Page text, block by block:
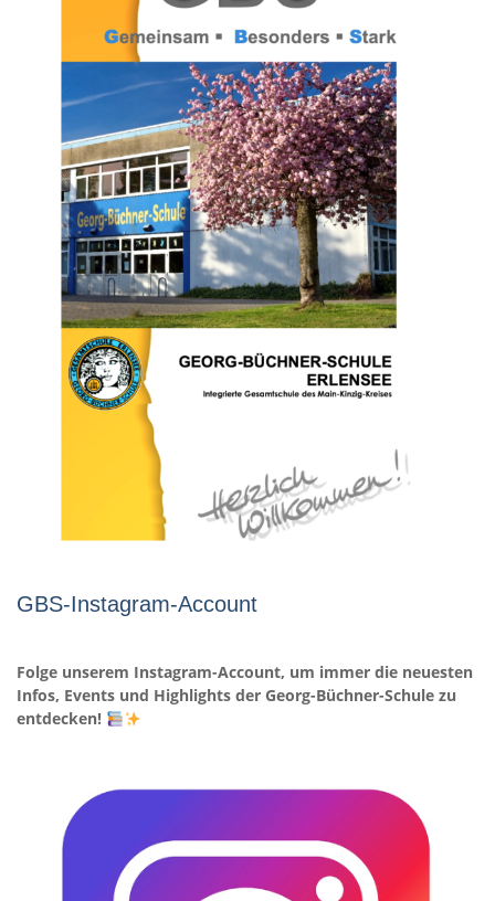
GBS-Instagram-Account
Folge unserem Instagram-Account, um immer die neuesten
Infos, Events und Highlights der Georg-Büchner-Schule zu
entdecken!